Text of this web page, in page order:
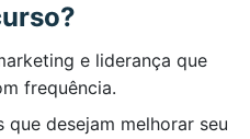
e liderança que
frequência.
desejam melhorar seu